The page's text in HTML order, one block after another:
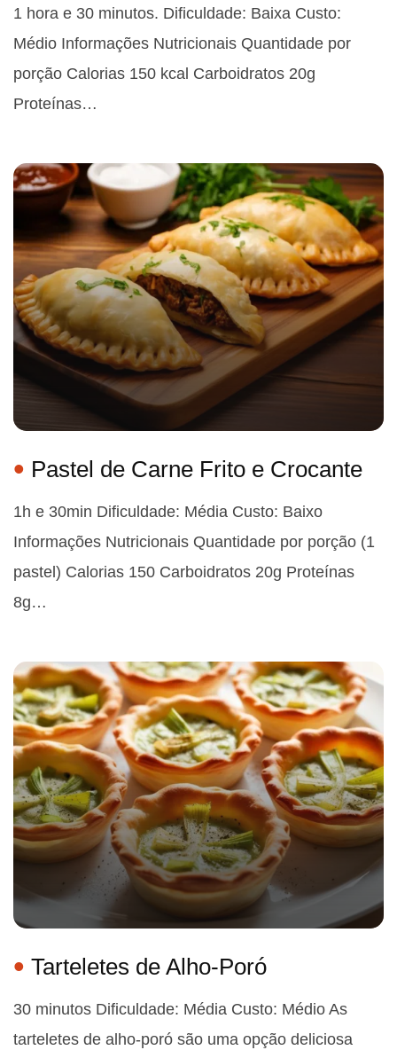
1 hora e 30 minutos. Dificuldade: Baixa Custo:
Médio Informações Nutricionais Quantidade por
porção Calorias 150 kcal Carboidratos 20g
Proteínas…
Pastel de Carne Frito e Crocante
1h e 30min Dificuldade: Média Custo: Baixo
Informações Nutricionais Quantidade por porção (1
pastel) Calorias 150 Carboidratos 20g Proteínas
8g…
Tarteletes de Alho-Poró
30 minutos Dificuldade: Média Custo: Médio As
tarteletes de alho-poró são uma opção deliciosa